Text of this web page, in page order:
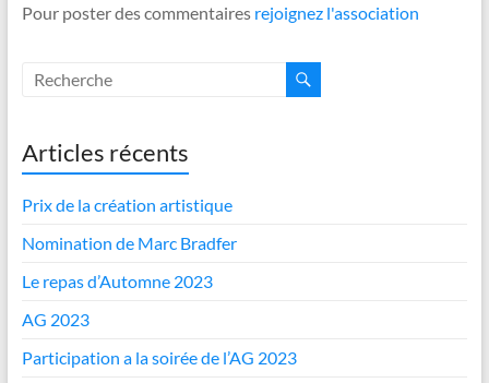
Pour poster des commentaires rejoignez l'association
Articles récents
Prix de la création artistique
Nomination de Marc Bradfer
Le repas d’Automne 2023
AG 2023
Participation a la soirée de l’AG 2023